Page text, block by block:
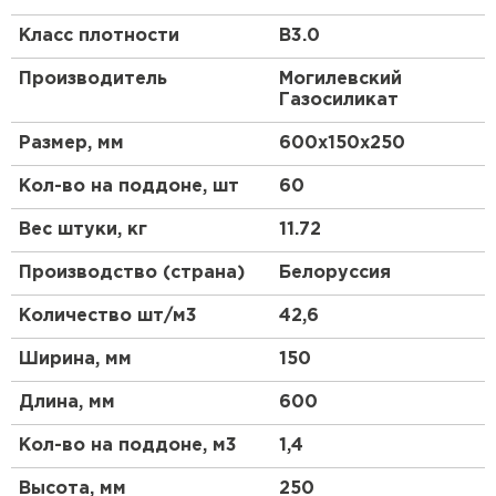
Особенности
Что такое газоблок?
Газоблок, или газобетон, представляет собой
легкий ячеистый бетон, который производится из
смеси цемента, песка, извести и алюминиевой
пудры. В процессе производства происходит
химическая реакция, в результате которой
образуются поры, придающие материалу легкость
и хорошие теплоизоляционные свойства.
Почему выбирают газобетон?
Газобетонные блоки ценятся за их легкость, что
упрощает транспортировку и монтаж. Кроме того,
они обладают высокой прочностью и отличными
теплоизоляционными характеристиками, что
делает их идеальным выбором для строительства
энергоэффективных зданий.
Применение
Класс плотности B3.0
Производитель
Могилевский
Газосиликат
Размер, мм 600х150х250
Кол-во на поддоне, шт 60
Вес штуки, кг 11.72
Производство (страна) Белоруссия
Количество шт/м3 42,6
Ширина, мм 150
Длина, мм 600
Кол-во на поддоне, м3 1,4
Высота, мм 250